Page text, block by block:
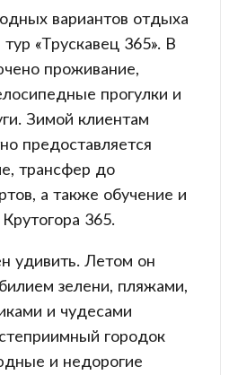
вариантов отдыха
«Трускавец 365». В
проживание,
прогулки и
Зимой клиентам
предоставляется
трансфер до
а также обучение и
365.
удивить. Летом он
зелени, пляжами,
и чудесами
городок
и недорогие